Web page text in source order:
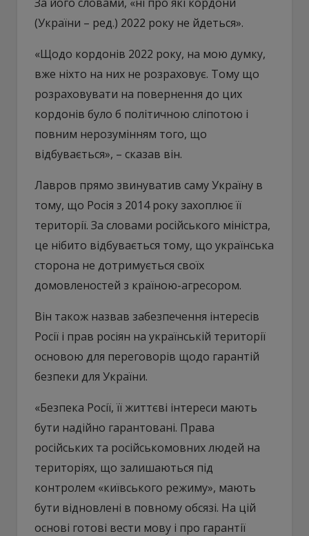
(України – ред.) 2022 року не йдеться».
«Щодо кордонів 2022 року, на мою думку,
вже ніхто на них не розраховує. Тому що
розраховувати на повернення до цих
кордонів було б політичною сліпотою і
повним нерозумінням того, що
відбувається», – сказав він.
Лавров прямо звинуватив саму Україну в
тому, що Росія з 2014 року захоплює її
території. За словами російського міністра,
це нібито відбувається тому, що українська
сторона не дотримується своїх
домовленостей з країною-агресором.
Він також назвав забезпечення інтересів
Росії і прав росіян на українській території
основою для переговорів щодо гарантій
безпеки для України.
«Безпека Росії, її життєві інтереси мають
бути надійно гарантовані. Права
російських та російськомовних людей на
територіях, що залишаються під
контролем «київського режиму», мають
бути відновлені в повному обсязі. На цій
основі готові вести мову і про гарантії